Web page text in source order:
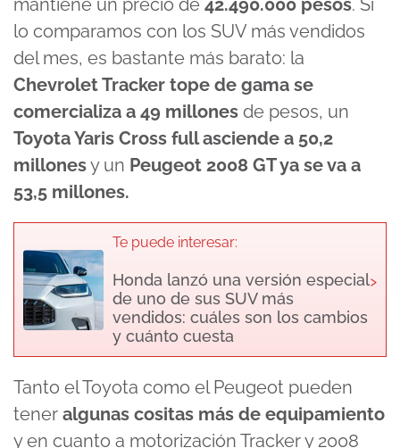
mantiene un precio de 42.490.000 pesos. Si
lo comparamos con los SUV más vendidos
del mes, es bastante más barato: la
Chevrolet Tracker tope de gama se
comercializa a 49 millones de pesos, un
Toyota Yaris Cross full asciende a 50,2
millonesy un Peugeot 2008 GT ya se va a
53,5 millones.
Te puede interesar:
Honda lanzó una versión especial
de uno de sus SUV más
vendidos: cuáles son los cambios
y cuánto cuesta
›
Tanto el Toyota como el Peugeot pueden
tener algunas cositas más de equipamiento
y en cuanto a motorización Tracker y 2008